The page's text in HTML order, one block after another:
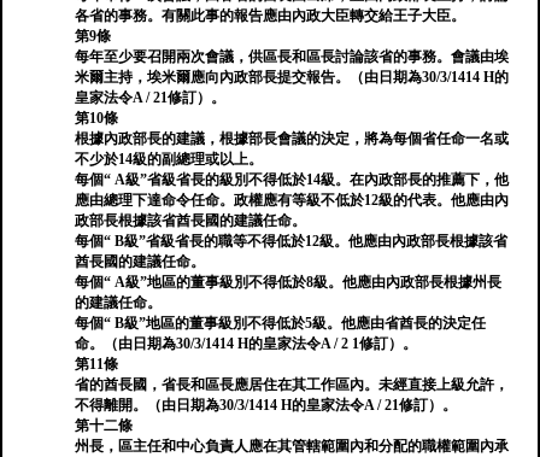
各省的事務。有關此事的報告應由內政大臣轉交給王子大臣。
第9條
每年至少要召開兩次會議，供區長和區長討論該省的事務。會議由埃
米爾主持，埃米爾應向內政部長提交報告。（由日期為30/3/1414 H的
皇家法令A / 21修訂）。
第10條
根據內政部長的建議，根據部長會議的決定，將為每個省任命一名或
不少於14級的副總理或以上。
每個“ A級”省級省長的級別不得低於14級。在內政部長的推薦下，他
應由總理下達命令任命。政權應有等級不低於12級的代表。他應由內
政部長根據該省酋長國的建議任命。
每個“ B級”省級省長的職等不得低於12級。他應由內政部長根據該省
酋長國的建議任命。
每個“ A級”地區的董事級別不得低於8級。他應由內政部長根據州長
的建議任命。
每個“ B級”地區的董事級別不得低於5級。他應由省酋長的決定任
命。（由日期為30/3/1414 H的皇家法令A / 2 1修訂）。
第11條
省的酋長國，省長和區長應居住在其工作區內。未經直接上級允許，
不得離開。（由日期為30/3/1414 H的皇家法令A / 21修訂）。
第十二條
州長，區主任和中心負責人應在其管轄範圍內和分配的職權範圍內承